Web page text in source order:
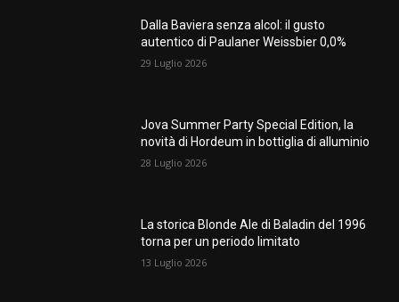
Dalla Baviera senza alcol: il gusto
autentico di Paulaner Weissbier 0,0%
29 Luglio 2026
Jova Summer Party Special Edition, la
novità di Hordeum in bottiglia di alluminio
28 Luglio 2026
La storica Blonde Ale di Baladin del 1996
torna per un periodo limitato
13 Luglio 2026